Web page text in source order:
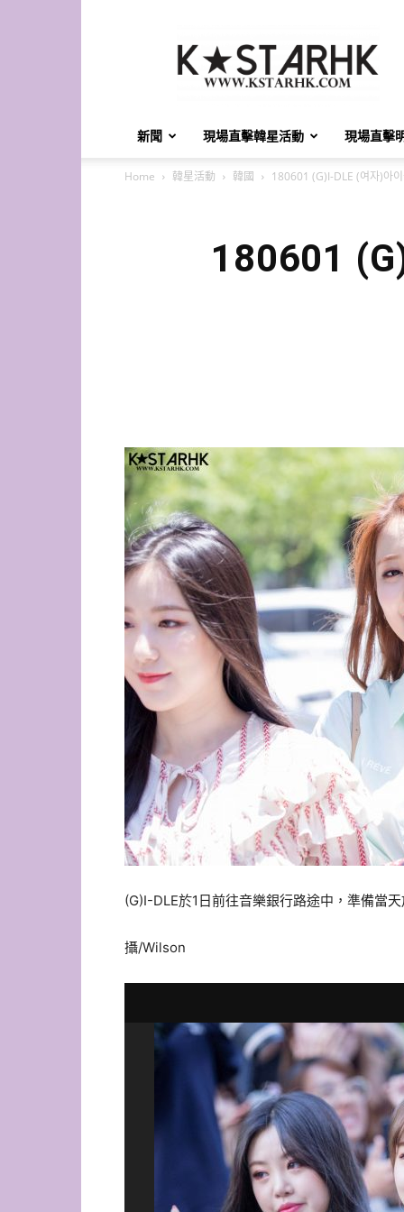
Star
HK
新聞 現場直擊韓星活動 現場直擊
Home 韓星活動 韓國 180601 (G)I-DLE (여자)아
180601
(G)I-DLE於1日前往音樂銀行路途中，準備當
攝/Wilson